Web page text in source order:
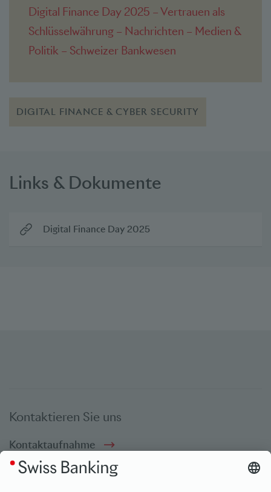
Digital Finance Day 2025 – Vertrauen als
Schlüsselwährung – Nachrichten – Medien &
Politik – Schweizer Bankwesen
DIGITAL FINANCE & CYBER SECURITY
Links & Dokumente
Digital Finance Day 2025
Kontaktieren Sie uns
Kontaktaufnahme